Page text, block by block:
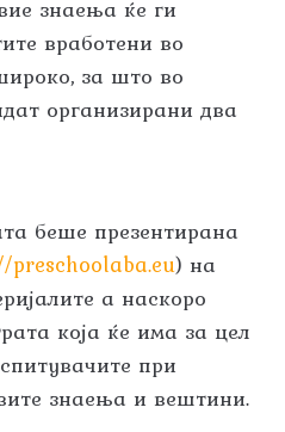
знаења ќе ги
вработени во
за што во
организирани два
беше презентирана
preschoolaba.eu) на
а наскоро
која ќе има за цел
при
знаења и вештини.